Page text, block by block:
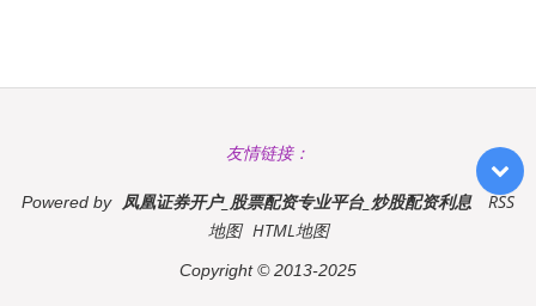
友情链接：
Powered by 凤凰证券开户_股票配资专业平台_炒股配资利息
RSS
地图 HTML地图
Copyright© 2013-2025